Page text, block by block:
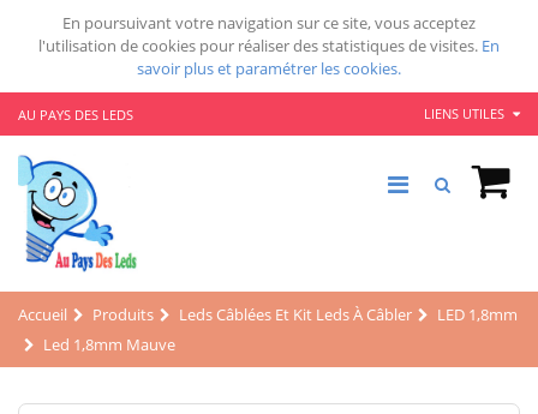
En poursuivant votre navigation sur ce site, vous acceptez
l'utilisation de cookies pour réaliser des statistiques de visites. En
savoir plus et paramétrer les cookies.
AU PAYS DES LEDS LIENS UTILES
Accueil Produits Leds Câblées Et Kit Leds À Câbler
LED 1,8mm
Led 1,8mm Mauve